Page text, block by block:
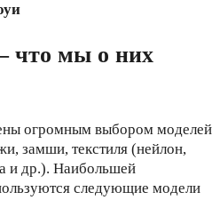
что мы о них
огромным выбором
замши, текстиля (нейлон,
и др.). Наибольшей
следующие модели